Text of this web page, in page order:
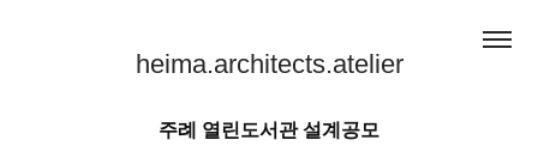
heima.architects.atelier
주례 열린도서관 설계공모